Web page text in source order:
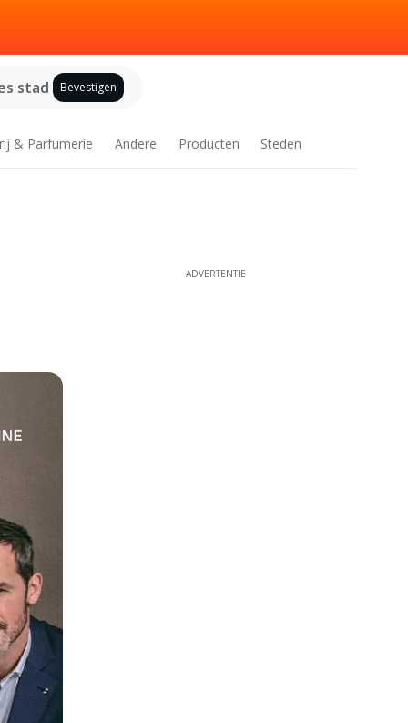
stad Bevestigen
& Parfumerie Andere Producten Steden
ADVERTENTIE